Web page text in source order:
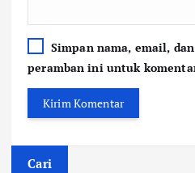
Simpan nama, email,
peramban ini untuk
Cari